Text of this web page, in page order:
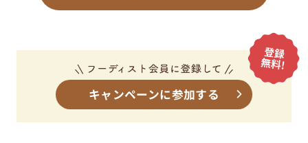
キャンペーンに参加する